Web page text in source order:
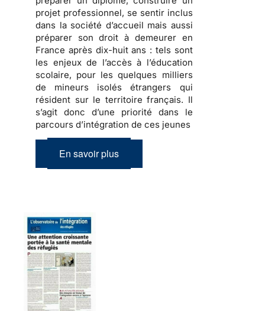
projet professionnel, se sentir inclus
dans la société d’accueil mais aussi
préparer son droit à demeurer en
France après dix-huit ans : tels sont
les enjeux de l’accès à l’éducation
scolaire, pour les quelques milliers
de mineurs isolés étrangers qui
résident sur le territoire français. Il
s’agit donc d’une priorité dans le
parcours d’intégration de ces jeunes
En savoir plus